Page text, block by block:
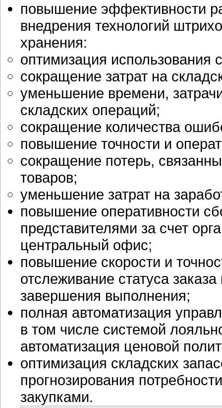
повышение эффективности
внедрения технологий
хранения:
оптимизация использования
сокращение затрат на
уменьшение времени,
складских операций;
сокращение количества
повышение точности и
сокращение потерь,
товаров;
уменьшение затрат на
повышение оперативности
представителями за счет
центральный офис;
повышение скорости и
отслеживание статуса
завершения выполнения;
полная автоматизация
в том числе системой
автоматизация ценовой
оптимизация складских
прогнозирования
закупками.